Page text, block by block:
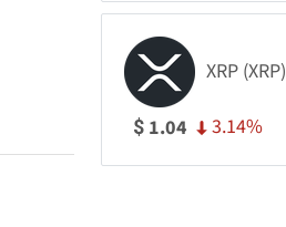
XRP (XRP)
$ 1.04 3.14%